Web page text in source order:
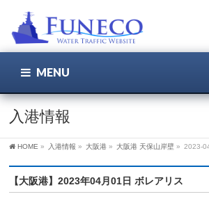
MENU
入港情報
HOME » 入港情報 » 大阪港 » 大阪港 天保山岸壁 » 2023-
【大阪港】2023年04月01日 ボレアリス
ユーザー名 / メール